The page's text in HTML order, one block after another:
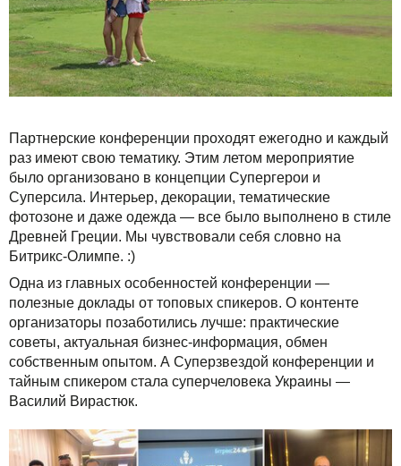
Праздники
Акции
Партнерские конференции проходят ежегодно и каждый
раз имеют свою тематику. Этим летом мероприятие
было организовано в концепции Супергерои и
Суперсила. Интерьер, декорации, тематические
фотозоне и даже одежда — все было выполнено в стиле
Древней Греции. Мы чувствовали себя словно на
Битрикс-Олимпе. :)
Одна из главных особенностей конференции —
полезные доклады от топовых спикеров. О контенте
организаторы позаботились лучше: практические
советы, актуальная бизнес-информация, обмен
собственным опытом. А Суперзвездой конференции и
тайным спикером стала суперчеловека Украины —
Василий Вирастюк.